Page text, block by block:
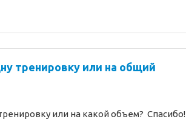
тренировку или на общий
или на какой объем? Спасибо!